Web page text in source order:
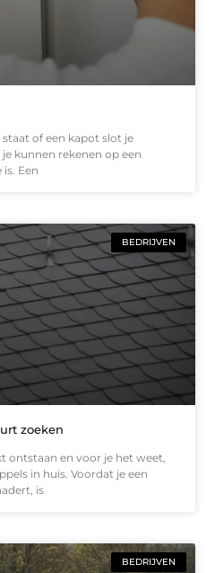
of een kapot slot je
kunnen rekenen op een
Een
BEDRIJVEN
zoeken
ontstaan en voor je het weet,
in huis. Voordat je een
is
BEDRIJVEN